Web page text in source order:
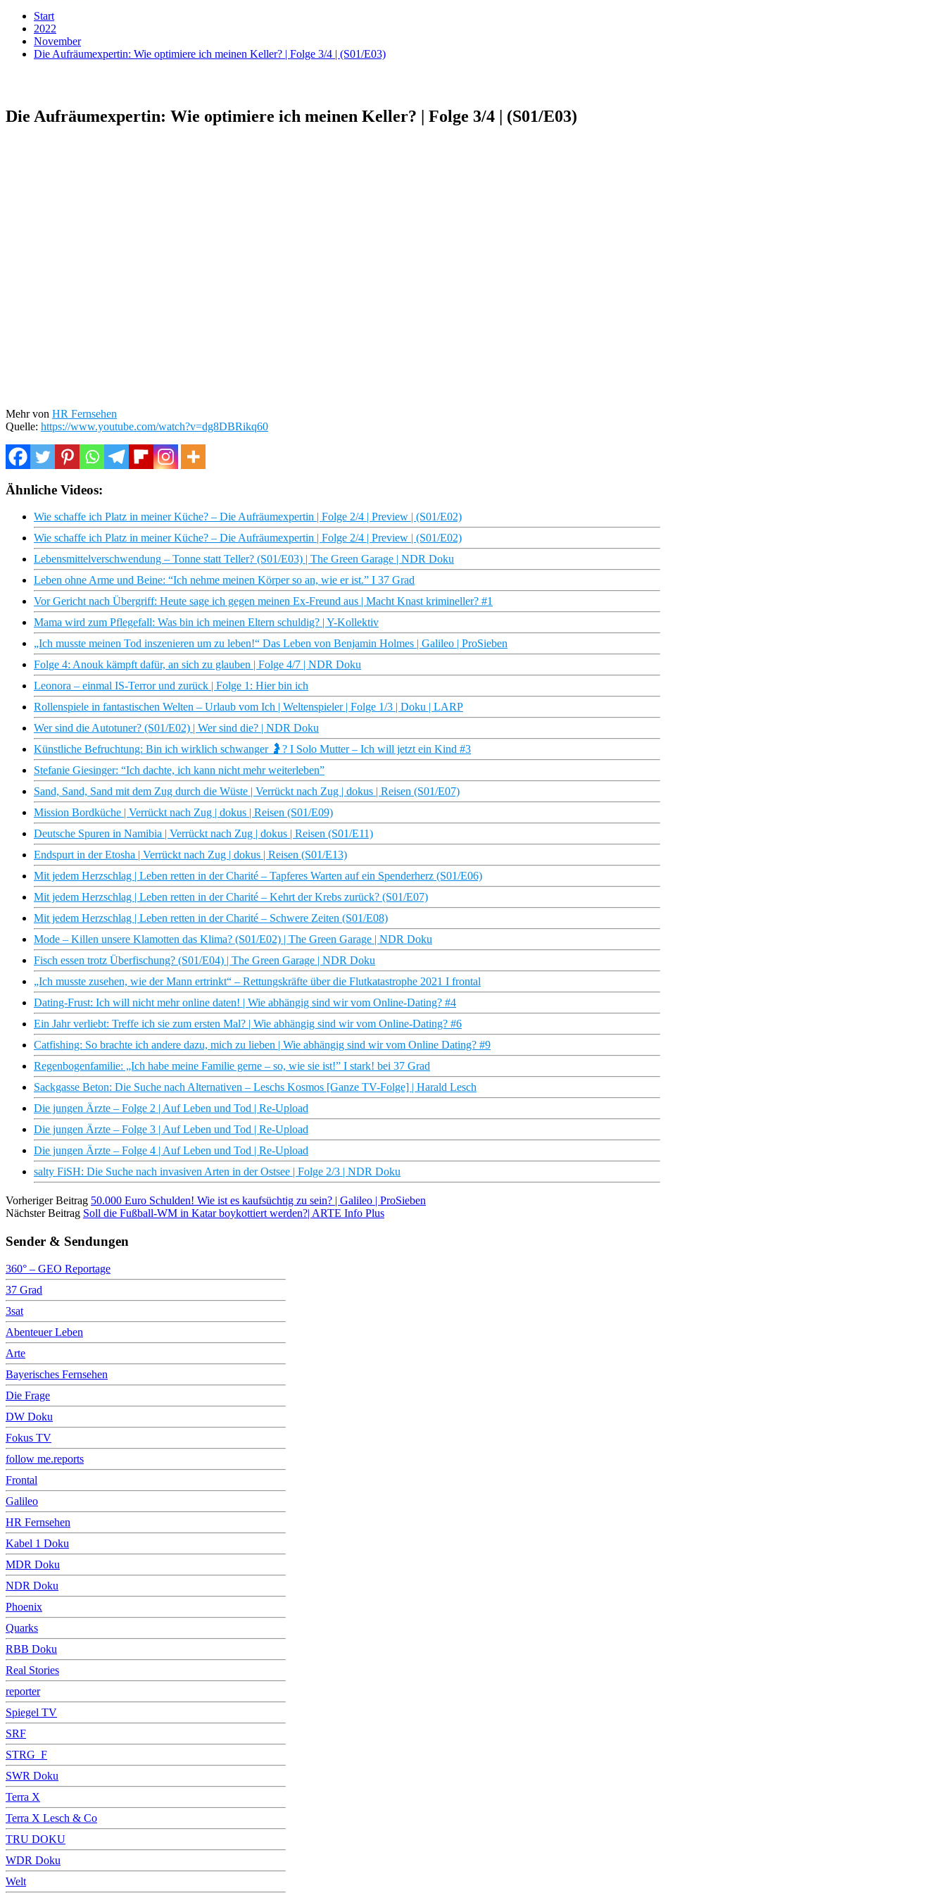
Start
2022
November
Die Aufräumexpertin: Wie optimiere ich meinen Keller? | Folge 3/4 | (S01/E03)
Die Aufräumexpertin: Wie optimiere ich meinen Keller? | Folge 3/4 | (S01/E03)
Mehr von HR Fernsehen
Quelle: https://www.youtube.com/watch?v=dg8DBRikq60
Ähnliche Videos:
Wie schaffe ich Platz in meiner Küche? – Die Aufräumexpertin | Folge 2/4 | Preview | (S01/E02)
Wie schaffe ich Platz in meiner Küche? – Die Aufräumexpertin | Folge 2/4 | Preview | (S01/E02)
Lebensmittelverschwendung – Tonne statt Teller? (S01/E03) | The Green Garage | NDR Doku
Leben ohne Arme und Beine: “Ich nehme meinen Körper so an, wie er ist.” I 37 Grad
Vor Gericht nach Übergriff: Heute sage ich gegen meinen Ex-Freund aus | Macht Knast krimineller? #1
Mama wird zum Pflegefall: Was bin ich meinen Eltern schuldig? | Y-Kollektiv
„Ich musste meinen Tod inszenieren um zu leben!“ Das Leben von Benjamin Holmes | Galileo | ProSieben
Folge 4: Anouk kämpft dafür, an sich zu glauben | Folge 4/7 | NDR Doku
Leonora – einmal IS-Terror und zurück | Folge 1: Hier bin ich
Rollenspiele in fantastischen Welten – Urlaub vom Ich | Weltenspieler | Folge 1/3 | Doku | LARP
Wer sind die Autotuner? (S01/E02) | Wer sind die? | NDR Doku
Künstliche Befruchtung: Bin ich wirklich schwanger 🤰? I Solo Mutter – Ich will jetzt ein Kind #3
Stefanie Giesinger: “Ich dachte, ich kann nicht mehr weiterleben”
Sand, Sand, Sand mit dem Zug durch die Wüste | Verrückt nach Zug | dokus | Reisen (S01/E07)
Mission Bordküche | Verrückt nach Zug | dokus | Reisen (S01/E09)
Deutsche Spuren in Namibia | Verrückt nach Zug | dokus | Reisen (S01/E11)
Endspurt in der Etosha | Verrückt nach Zug | dokus | Reisen (S01/E13)
Mit jedem Herzschlag | Leben retten in der Charité – Tapferes Warten auf ein Spenderherz (S01/E06)
Mit jedem Herzschlag | Leben retten in der Charité – Kehrt der Krebs zurück? (S01/E07)
Mit jedem Herzschlag | Leben retten in der Charité – Schwere Zeiten (S01/E08)
Mode – Killen unsere Klamotten das Klima? (S01/E02) | The Green Garage | NDR Doku
Fisch essen trotz Überfischung? (S01/E04) | The Green Garage | NDR Doku
„Ich musste zusehen, wie der Mann ertrinkt“ – Rettungskräfte über die Flutkatastrophe 2021 I frontal
Dating-Frust: Ich will nicht mehr online daten! | Wie abhängig sind wir vom Online-Dating? #4
Ein Jahr verliebt: Treffe ich sie zum ersten Mal? | Wie abhängig sind wir vom Online-Dating? #6
Catfishing: So brachte ich andere dazu, mich zu lieben | Wie abhängig sind wir vom Online Dating? #9
Regenbogenfamilie: „Ich habe meine Familie gerne – so, wie sie ist!” I stark! bei 37 Grad
Sackgasse Beton: Die Suche nach Alternativen – Leschs Kosmos [Ganze TV-Folge] | Harald Lesch
Die jungen Ärzte – Folge 2 | Auf Leben und Tod | Re-Upload
Die jungen Ärzte – Folge 3 | Auf Leben und Tod | Re-Upload
Die jungen Ärzte – Folge 4 | Auf Leben und Tod | Re-Upload
salty FiSH: Die Suche nach invasiven Arten in der Ostsee | Folge 2/3 | NDR Doku
Vorheriger Beitrag 50.000 Euro Schulden! Wie ist es kaufsüchtig zu sein? | Galileo | ProSieben
Nächster Beitrag Soll die Fußball-WM in Katar boykottiert werden?| ARTE Info Plus
Sender & Sendungen
360° – GEO Reportage
37 Grad
3sat
Abenteuer Leben
Arte
Bayerisches Fernsehen
Die Frage
DW Doku
Fokus TV
follow me.reports
Frontal
Galileo
HR Fernsehen
Kabel 1 Doku
MDR Doku
NDR Doku
Phoenix
Quarks
RBB Doku
Real Stories
reporter
Spiegel TV
SRF
STRG_F
SWR Doku
Terra X
Terra X Lesch & Co
TRU DOKU
WDR Doku
Welt